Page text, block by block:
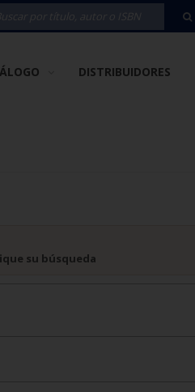
DISTRIBUIDORES
su búsqueda